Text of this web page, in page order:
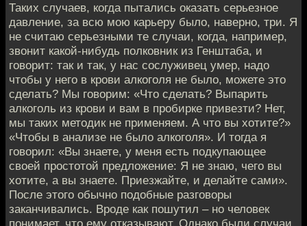
Таких случаев, когда пытались оказать серьезное
давление, за всю мою карьеру было, наверно, три. Я
не считаю серьезными те случаи, когда, например,
звонит какой-нибудь полковник из Генштаба, и
говорит: так и так, у нас сослуживец умер, надо
чтобы у него в крови алкоголя не было, можете это
сделать? Мы говорим: «Что сделать? Выпарить
алкоголь из крови и вам в пробирке привезти? Нет,
мы таких методик не применяем. А что вы хотите?»
«Чтобы в анализе не было алкоголя». И тогда я
говорил: «Вы знаете, у меня есть подкупающее
своей простотой предложение: Я не знаю, чего вы
хотите, а вы знаете. Приезжайте, и делайте сами».
После этого обычно подобные разговоры
заканчивались. Вроде как пошутил – но человек